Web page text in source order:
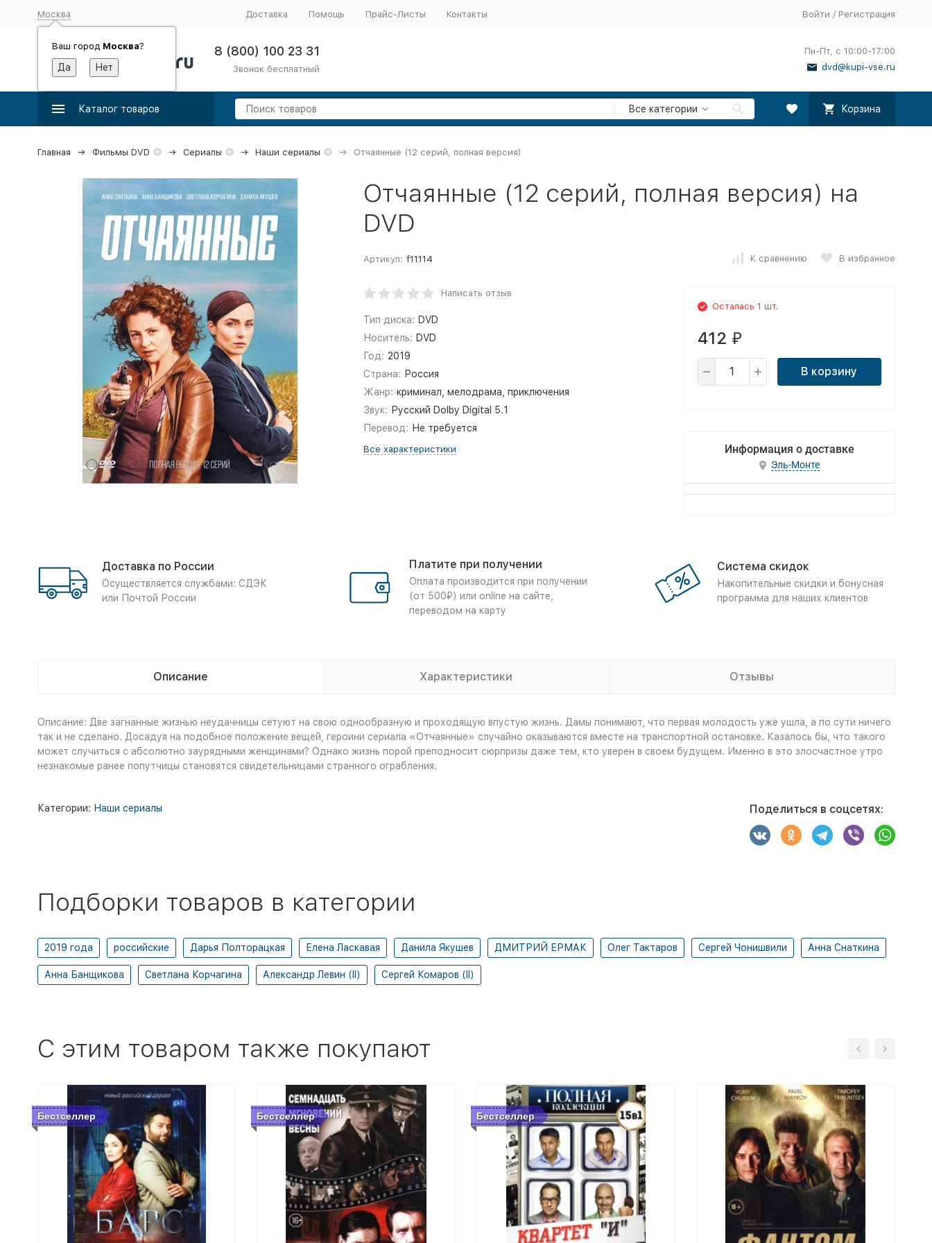
Москва
Ваш город Москва?
Доставка Помощь Прайс-Листы Контакты Войти / Регистрация
8 (800) 100 23 31
Звонок бесплатный
Пн-Пт, с 10:00-17:00
dvd@kupi-vse.ru
Каталог товаров Все категории Корзина
Главная Фильмы DVD Сериалы Наши сериалы Отчаянные (12 серий, полная версия)
Отчаянные (12 серий, полная версия) на
DVD
Артикул: f11114 К сравнению В избранное
Написать отзыв
Тип диска: DVD
Носитель: DVD
Год: 2019
Страна: Россия
Жанр: криминал, мелодрама, приключения
Звук: Русский Dolby Digital 5.1
Перевод: Не требуется
Все характеристики
Осталась 1 шт.
412 ₽
В корзину
Информация о доставке
Эль-Монте
Доставка по России
Осуществляется службами: СДЭК
или Почтой России
Платите при получении
Оплата производится при получении
(от 500₽) или online на сайте,
переводом на карту
Система скидок
Накопительные скидки и бонусная
программа для наших клиентов
Описание Характеристики Отзывы
Описание: Две загнанные жизнью неудачницы сетуют на свою однообразную и проходящую впустую жизнь. Дамы понимают, что первая молодость уже ушла, а по сути ничего
так и не сделано. Досадуя на подобное положение вещей, героини сериала «Отчаянные» случайно оказываются вместе на транспортной остановке. Казалось бы, что такого
может случиться с абсолютно заурядными женщинами? Однако жизнь порой преподносит сюрпризы даже тем, кто уверен в своем будущем. Именно в это злосчастное утро
незнакомые ранее попутчицы становятся свидетельницами странного ограбления.
Категории: Наши сериалы Поделиться в соцсетях:
Подборки товаров в категории
2019 года российские Дарья Полторацкая Елена Ласкавая Данила Якушев ДМИТРИЙ ЕРМАК Олег Тактаров Сергей Чонишвили Анна Снаткина
Анна Банщикова Светлана Корчагина Александр Левин (II) Сергей Комаров (II)
C этим товаром также покупают
Бестселлер Бестселлер Бестселлер